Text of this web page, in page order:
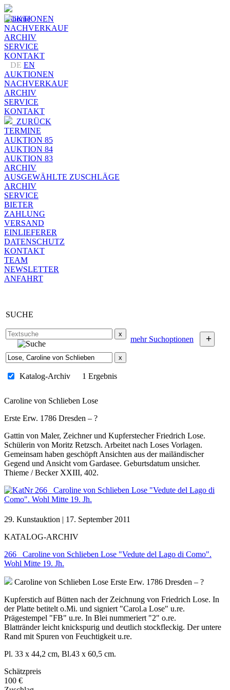
AUKTIONEN
NACHVERKAUF
ARCHIV
SERVICE
KONTAKT
DE EN
AUKTIONEN
NACHVERKAUF
ARCHIV
SERVICE
KONTAKT
ZURÜCK
TERMINE
AUKTION 85
AUKTION 84
AUKTION 83
ARCHIV
AUSGEWÄHLTE ZUSCHLÄGE
ARCHIV
SERVICE
BIETER
ZAHLUNG
VERSAND
EINLIEFERER
DATENSCHUTZ
KONTAKT
TEAM
NEWSLETTER
ANFAHRT
SUCHE
x
mehr Suchoptionen +
x
Katalog-Archiv 1 Ergebnis
Caroline von Schlieben Lose
Erste Erw. 1786 Dresden – ?
Gattin von Maler, Zeichner und Kupferstecher Friedrich Lose.
Schülerin von Moritz Retzsch. Arbeitet nach Loses Vorlagen.
Gemeinsam haben geschöpft Ansichten aus der mailändischer
Gegend und Ansicht vom Gardasee. Geburtsdatum unsicher.
Thieme / Becker XXIII, 402.
29. Kunstauktion | 17. September 2011
KATALOG-ARCHIV
266 Caroline von Schlieben Lose "Vedute del Lago di Como".
Wohl Mitte 19. Jh.
Caroline von Schlieben Lose Erste Erw. 1786 Dresden – ?
Kupferstich auf Bütten nach der Zeichnung von Friedrich Lose. In
der Platte betitelt o.Mi. und signiert "Carol.a Lose" u.re.
Prägestempel "FB" u.re. In Blei nummeriert "2" o.re.
Blattränder leicht knickspurig und deutlich stockfleckig. Der untere
Rand mit Spuren von Feuchtigkeit u.re.
Pl. 33 x 44,2 cm, Bl.43 x 60,5 cm.
Schätzpreis
100 €